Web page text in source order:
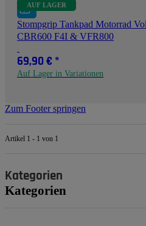
AUF LAGER
Stompgrip Tankpad Motorrad
CBR600 F4I & VFR800
69,90 € *
Auf Lager in Variationen
Zum Footer springen
Artikel 1 - 1 von 1
Kategorien
Kategorien